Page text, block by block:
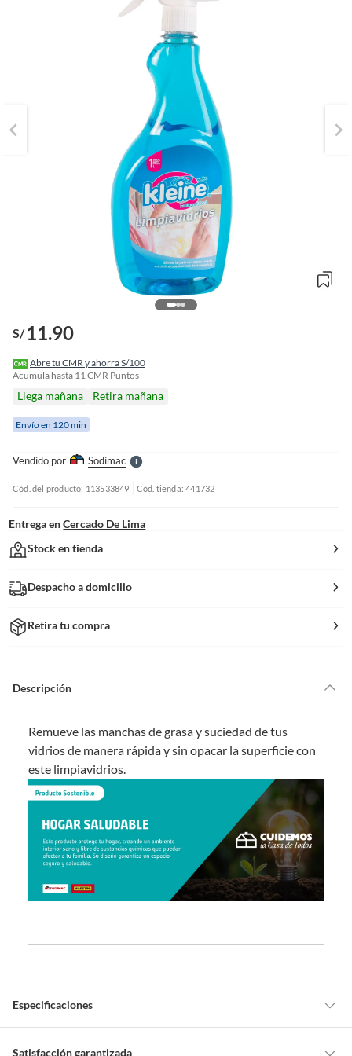
S/ 11.90
Abre tu CMR y ahorra S/100
Acumula hasta 11CMR Puntos
Llega mañana Retira mañana
Envío en 120 min
Vendido por SodimacS
r
n
f
Cód. del producto: 113533849 Cód. tienda: 441732
Entrega en Cercado De Lima
Stock en tienda
Despacho a domicilio
Retira tu compra
Descripción
Remueve las manchas de grasa y suciedad de tus
vidrios de manera rápida y sin opacar la superficie con
este limpiavidrios.
Especificaciones
Detalle de la garantía
Satisfacción garantizada